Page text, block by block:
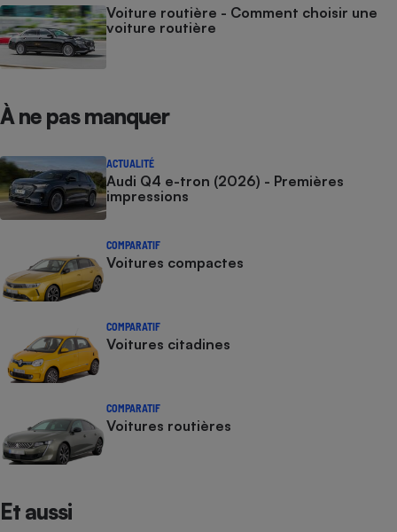
Voiture routière - Comment choisir une
voiture routière
À ne pas manquer
ACTUALITÉ
Audi Q4 e-tron (2026) - Premières
impressions
COMPARATIF
Voitures compactes
COMPARATIF
Voitures citadines
COMPARATIF
Voitures routières
Et aussi